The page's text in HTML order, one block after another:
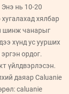
нь 10-20
хялбар
шинж чанарыг
хүнд ус уурших
ордог.
үйлдвэрлэсэн.
даяар Caluanie
caluanie